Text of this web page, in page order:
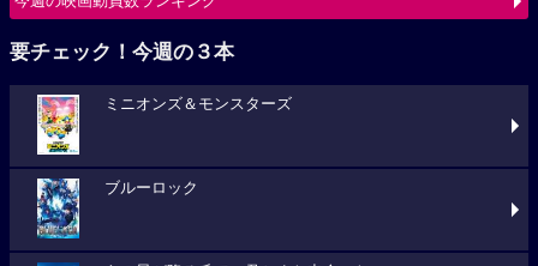
要チェック！今週の３本
ミニオンズ＆モンスターズ
ブルーロック